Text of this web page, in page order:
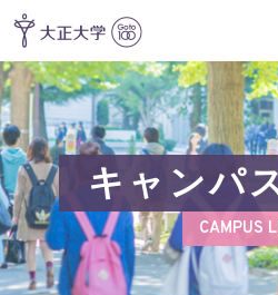
キャンパ
CAMPUS